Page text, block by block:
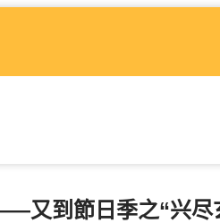
又到節日季之“兴尽